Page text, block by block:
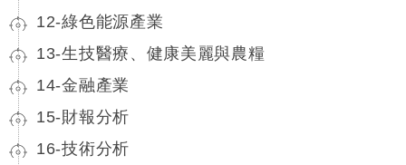
12-綠色能源產業
13-生技醫療、健康美麗與農糧
14-金融產業
15-財報分析
16-技術分析